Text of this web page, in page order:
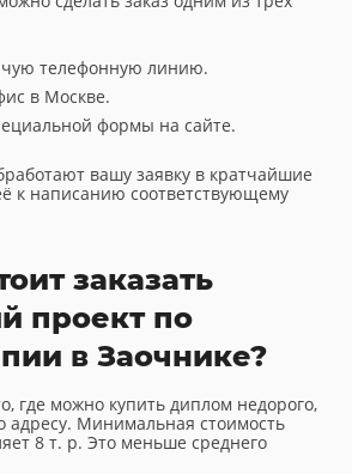
телефонную линию.
в Москве.
формы на сайте.
вашу заявку в кратчайшие
к написанию соответствующему
заказать
проект по
в Заочнике?
где можно купить диплом недорого,
адресу. Минимальная стоимость
8 т. р. Это меньше среднего